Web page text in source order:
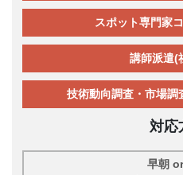
スポット専門家
講師派遣(
技術動向調査・市場調
対応
早朝